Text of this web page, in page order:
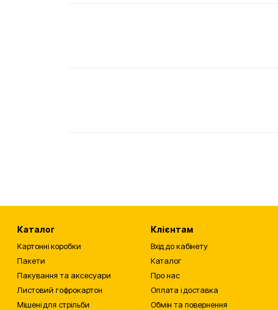
Каталог
Картонні коробки
Пакети
Пакування та аксесуари
Листовий гофрокартон
Мішені для стрільби
Клієнтам
Вхід до кабінету
Каталог
Про нас
Оплата і доставка
Обмін та повернення